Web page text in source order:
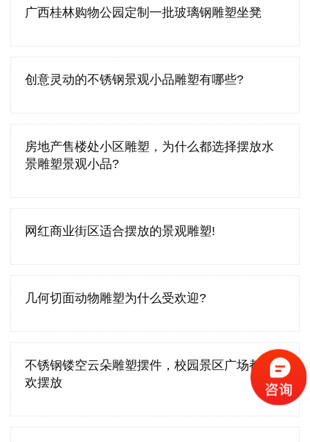
广西桂林购物公园定制一批玻璃钢雕塑坐凳
创意灵动的不锈钢景观小品雕塑有哪些?
房地产售楼处小区雕塑，为什么都选择摆放水
景雕塑景观小品?
网红商业街区适合摆放的景观雕塑!
几何切面动物雕塑为什么受欢迎?
不锈钢镂空云朵雕塑摆件，校园景区广场都喜
欢摆放